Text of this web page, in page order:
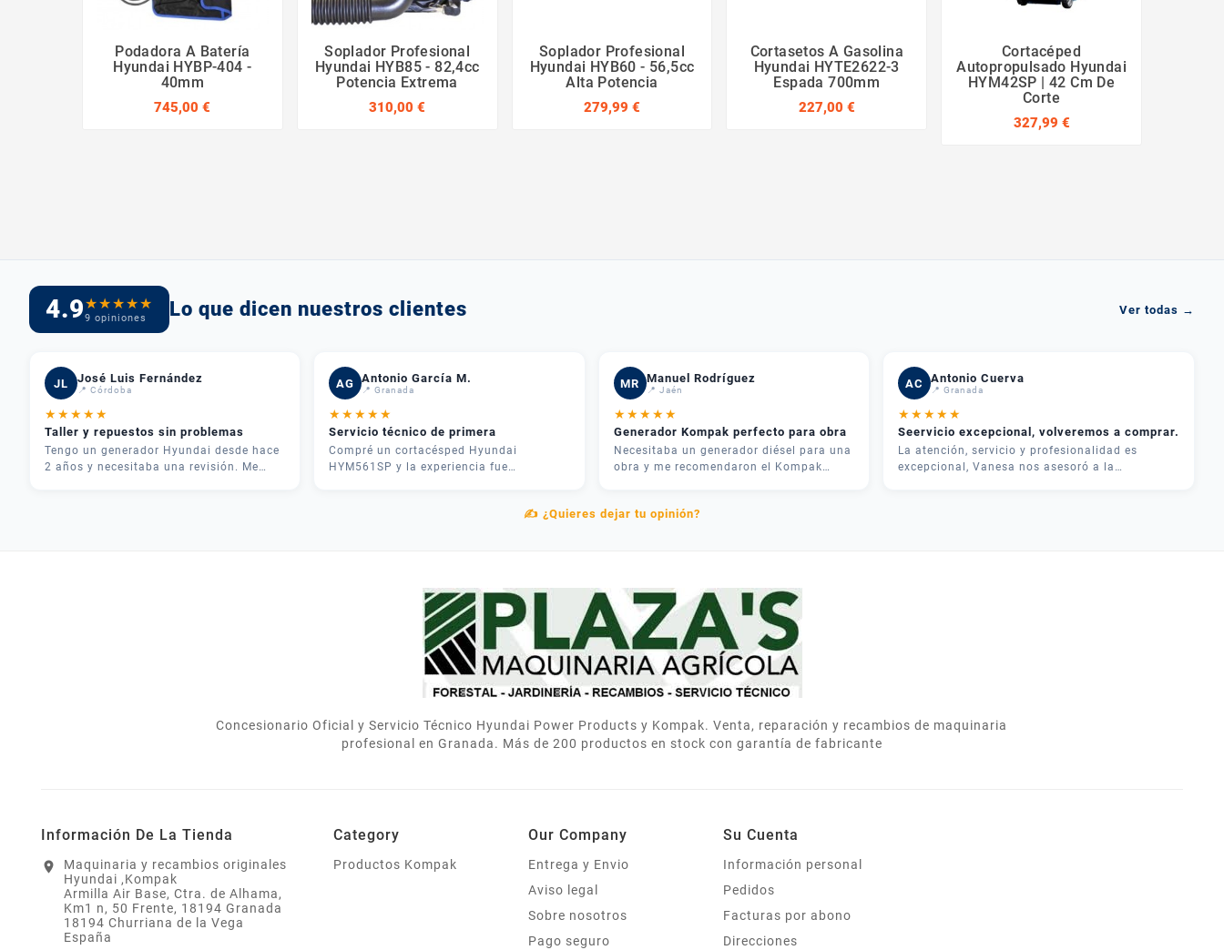
Podadora A Batería
Hyundai HYBP-404 -
40mm
745,00 €
Soplador Profesional
Hyundai HYB85 - 82,4cc
Potencia Extrema
310,00 €
Soplador Profesional
Hyundai HYB60 - 56,5cc
Alta Potencia
279,99 €
Cortasetos A Gasolina
Hyundai HYTE2622-3
Espada 700mm
227,00 €
Cortacéped
Autopropulsado Hyundai
HYM42SP | 42 Cm De
Corte
327,99 €
4.9★★★★★
9 opiniones Lo que dicen nuestros clientes Ver todas →
JL José Luis Fernández
📍 Córdoba
★★★★★
Taller y repuestos sin problemas
Tengo un generador Hyundai desde hace
2 años y necesitaba una revisión. Me
AG Antonio García M.
📍 Granada
★★★★★
Servicio técnico de primera
Compré un cortacésped Hyundai
HYM561SP y la experiencia fue
necesitaba para mi parcela. La entrega
MR Manuel Rodríguez
📍 Jaén
★★★★★
Generador Kompak perfecto para obra
Necesitaba un generador diésel para una
obra y me recomendaron el Kompak
asesoramiento: me explicaron las
AC Antonio Cuerva
📍 Granada
★★★★★
Seervicio excepcional, volveremos a comprar.
La atención, servicio y profesionalidad es
excepcional, Vanesa nos asesoró a la
✍️ ¿Quieres dejar tu opinión?
Concesionario Oficial y Servicio Técnico Hyundai Power Products y Kompak. Venta, reparación y recambios de maquinaria
profesional en Granada. Más de 200 productos en stock con garantía de fabricante
Información De La Tienda
location_on
Maquinaria y recambios originales
Hyundai ,Kompak
Armilla Air Base, Ctra. de Alhama,
Km1 n, 50 Frente, 18194 Granada
18194 Churriana de la Vega
España
Category
Productos Kompak
Our Company
Entrega y Envio
Aviso legal
Sobre nosotros
Pago seguro
Su Cuenta
Información personal
Pedidos
Facturas por abono
Direcciones